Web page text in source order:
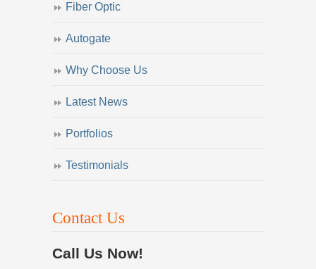
Fiber Optic
Autogate
Why Choose Us
Latest News
Portfolios
Testimonials
Contact Us
Call Us Now!